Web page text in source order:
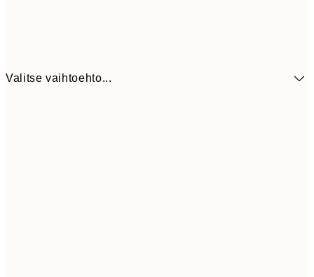
Valitse vaihtoehto...